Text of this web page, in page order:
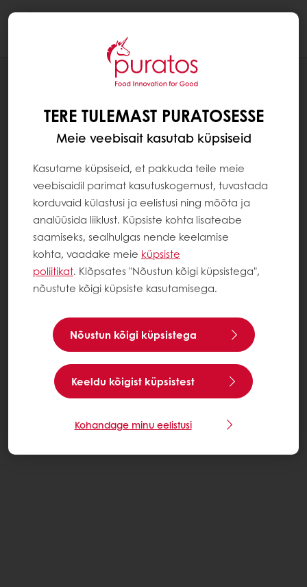
MIKS SEE ON OLULINE
TERE TULEMAST PURATOSESSE
Meie veebisait kasutab küpsiseid
Kasutame küpsiseid, et pakkuda teile meie
veebisaidil parimat kasutuskogemust, tuvastada
korduvaid külastusi ja eelistusi ning mõõta ja
analüüsida liiklust. Küpsiste kohta lisateabe
saamiseks, sealhulgas nende keelamise
kohta, vaadake meie küpsiste
poliitikat. Klõpsates "Nõustun kõigi küpsistega",
nõustute kõigi küpsiste kasutamisega.
Nõustun kõigi küpsistega
Keeldu kõigist küpsistest
Kohandage minu eelistusi